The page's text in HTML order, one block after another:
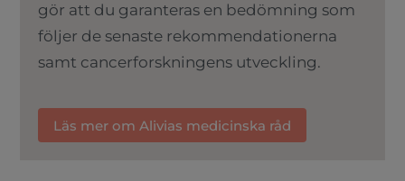
gör att du garanteras en bedömning som
följer de senaste rekommendationerna
samt cancerforskningens utveckling.
Läs mer om Alivias medicinska råd